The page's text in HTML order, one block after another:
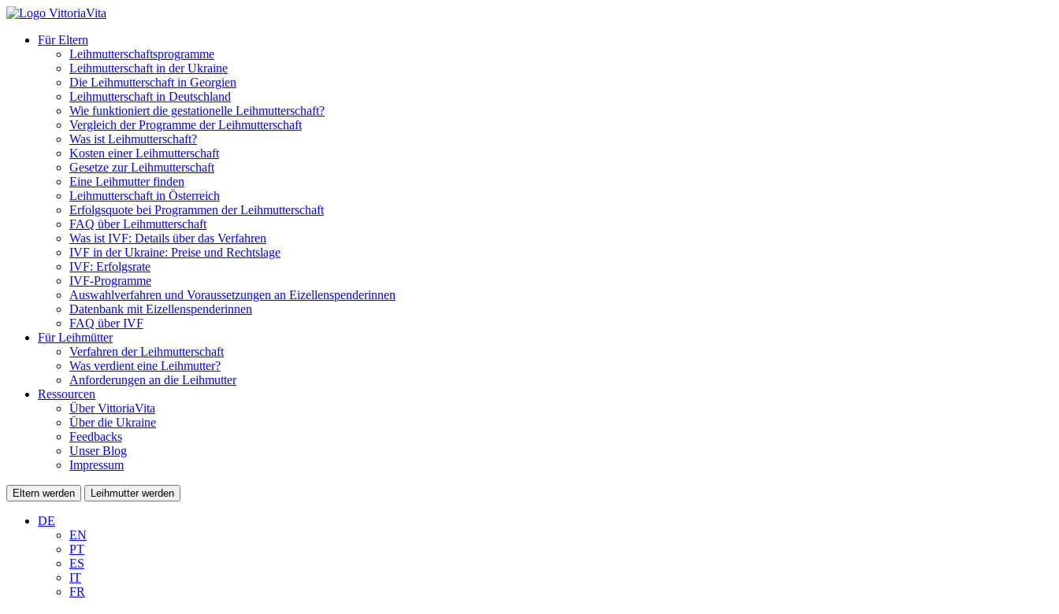
Für Eltern
Leihmutterschaftsprogramme
Leihmutterschaft in der Ukraine
Die Leihmutterschaft in Georgien
Leihmutterschaft in Deutschland
Wie funktioniert die gestationelle Leihmutterschaft?
Vergleich der Programme der Leihmutterschaft
Was ist Leihmutterschaft?
Kosten einer Leihmutterschaft
Gesetze zur Leihmutterschaft
Eine Leihmutter finden
Leihmutterschaft in Österreich
Erfolgsquote bei Programmen der Leihmutterschaft
FAQ über Leihmutterschaft
Was ist IVF: Details über das Verfahren
IVF in der Ukraine: Preise und Rechtslage
IVF: Erfolgsrate
IVF-Programme
Auswahlverfahren und Voraussetzungen an Eizellenspenderinnen
Datenbank mit Eizellenspenderinnen
FAQ über IVF
Für Leihmütter
Verfahren der Leihmutterschaft
Was verdient eine Leihmutter?
Anforderungen an die Leihmutter
Ressourcen
Über VittoriaVita
Über die Ukraine
Feedbacks
Unser Blog
Impressum
Eltern werden Leihmutter werden
DE
EN
PT
ES
IT
FR